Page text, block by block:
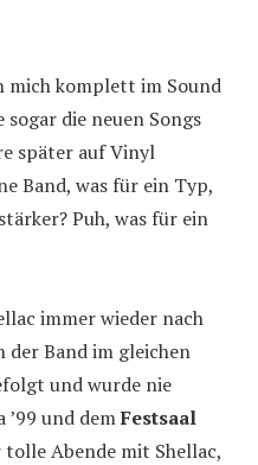
mich komplett im Sound
die neuen Songs
später auf Vinyl
Band, was für ein Typ,
Puh, was für ein
immer wieder nach
der Band im gleichen
und wurde nie
und demFestsaal
tolle Abende mit Shellac,